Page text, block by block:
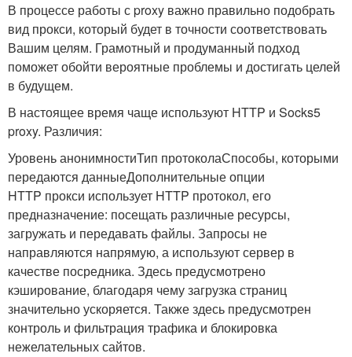
В процессе работы с proxy важно правильно подобрать
вид прокси, который будет в точности соответствовать
Вашим целям. Грамотный и продуманный подход
поможет обойти вероятные проблемы и достигать целей
в будущем.
В настоящее время чаще используют HTTP и Socks5
proxy. Различия:
Уровень анонимностиТип протоколаСпособы, которыми
передаются данныеДополнительные опции
HTTP прокси использует HTTP протокол, его
предназначение: посещать различные ресурсы,
загружать и передавать файлы. Запросы не
направляются напрямую, а используют сервер в
качестве посредника. Здесь предусмотрено
кэширование, благодаря чему загрузка страниц
значительно ускоряется. Также здесь предусмотрен
контроль и фильтрация трафика и блокировка
нежелательных сайтов.